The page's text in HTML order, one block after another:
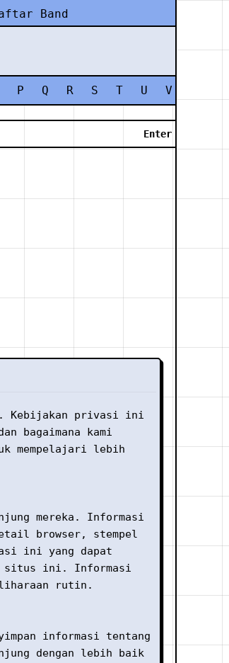
Band
P Q R S T U V
Kebijakan privasi ini
bagaimana kami
mempelajari lebih
mereka. Informasi
browser, stempel
ini yang dapat
situs ini. Informasi
rutin.
informasi tentang
dengan lebih baik